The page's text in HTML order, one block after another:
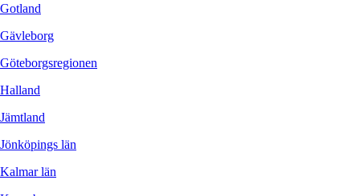
Gotland
Gävleborg
Göteborgsregionen
Halland
Jämtland
Jönköpings län
Kalmar län